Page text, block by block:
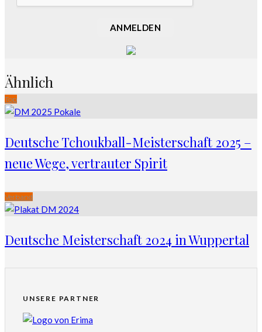
ANMELDEN
Ähnlich
Top
Deutsche Tchoukball-Meisterschaft 2025 –
neue Wege, vertrauter Spirit
Verband
Deutsche Meisterschaft 2024 in Wuppertal
UNSERE PARTNER